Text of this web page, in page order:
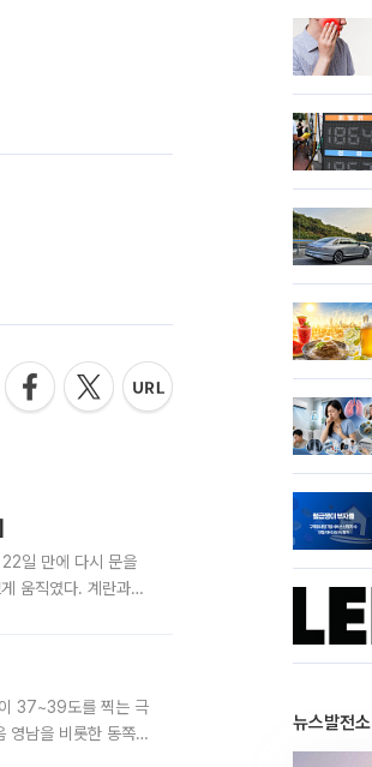
일 만에 다시 문을
움직였다. 계란과
이 37~39도를 찍는 극
영남을 비롯한 동쪽
뉴스발전소